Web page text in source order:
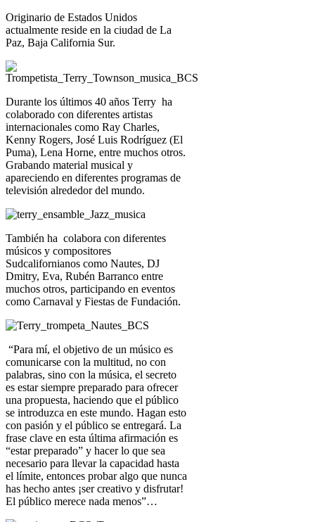
Originario de Estados Unidos
actualmente reside en la ciudad de La
Paz, Baja California Sur.
Durante los últimos 40 años Terry ha
colaborado con diferentes artistas
internacionales como Ray Charles,
Kenny Rogers, José Luis Rodríguez (El
Puma), Lena Horne, entre muchos otros.
Grabando material musical y
apareciendo en diferentes programas de
televisión alrededor del mundo.
También ha colabora con diferentes
músicos y compositores
Sudcalifornianos como Nautes, DJ
Dmitry, Eva, Rubén Barranco entre
muchos otros, participando en eventos
como Carnaval y Fiestas de Fundación.
“Para mí, el objetivo de un músico es
comunicarse con la multitud, no con
palabras, sino con la música, el secreto
es estar siempre preparado para ofrecer
una propuesta, haciendo que el público
se introduzca en este mundo. Hagan esto
con pasión y el público se entregará. La
frase clave en esta última afirmación es
“estar preparado” y hacer lo que sea
necesario para llevar la capacidad hasta
el límite, entonces probar algo que nunca
has hecho antes ¡ser creativo y disfrutar!
El público merece nada menos”…